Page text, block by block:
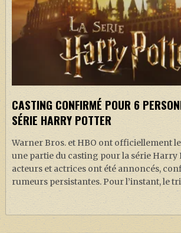
CASTING CONFIRMÉ POUR 6
SÉRIE HARRY POTTER
Warner Bros. et HBO ont officiellement
une partie du casting pour la série Harry
acteurs et actrices ont été annoncés,
rumeurs persistantes. Pour l’instant, le